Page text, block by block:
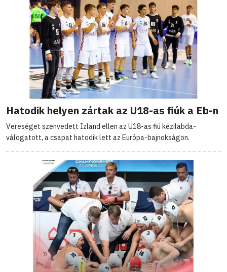
Hatodik helyen zártak az U18-as fiúk a Eb-n
Vereséget szenvedett Izland ellen az U18-as fiú kézilabda-
válogatott, a csapat hatodik lett az Európa-bajnokságon.